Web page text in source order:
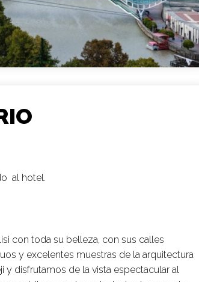
al hotel.
con toda su belleza, con sus calles
y excelentes muestras de la arquitectura
y disfrutamos de la vista espectacular al